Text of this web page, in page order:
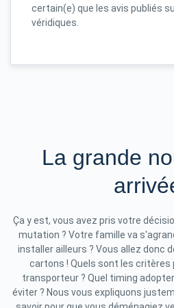
certain(e) que les avis publiés
véridiques.
La grande
Ça y est, vous avez pris votre
mutation ? Votre famille va
installer ailleurs ? Vous allez donc
cartons ! Quels sont les critères
transporteur ? Quel timing
éviter ? Nous vous expliquons